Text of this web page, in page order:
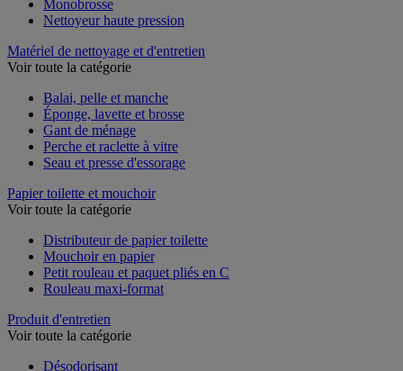
Monobrosse
Matériel de nettoyage et d'entretien
Balai, pelle et manche
Éponge, lavette et brosse
Gant de ménage
Perche et raclette à vitre
Papier toilette et mouchoir
Distributeur de papier toilette
Mouchoir en papier
Petit rouleau et paquet pliés en C
Produit d'entretien